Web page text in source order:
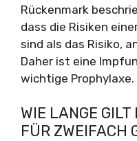
Rückenmark
dass die Risiken
sind als das Risiko,
Daher ist eine
wichtige Prophylaxe.
WIE LANGE GILT
FÜR ZWEIFACH